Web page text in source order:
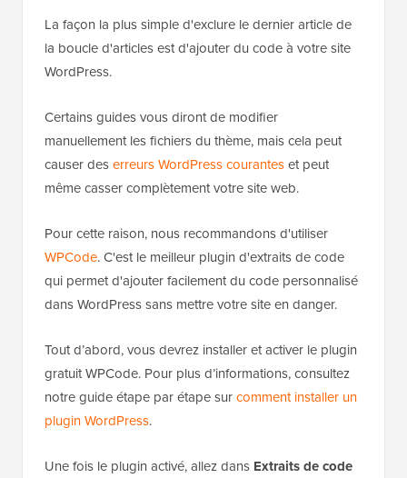
La façon la plus simple d'exclure le dernier article de
la boucle d'articles est d'ajouter du code à votre site
WordPress.
Certains guides vous diront de modifier
manuellement les fichiers du thème, mais cela peut
causer deserreurs WordPress couranteset peut
même casser complètement votre site web.
Pour cette raison, nous recommandons d'utiliser
WPCode. C'est le meilleur plugin d'extraits de code
qui permet d'ajouter facilement du code personnalisé
dans WordPress sans mettre votre site en danger.
Tout d’abord, vous devrez installer et activer le plugin
gratuit WPCode. Pour plus d’informations, consultez
notre guide étape par étape surcomment installer un
plugin WordPress.
Une fois le plugin activé, allez dans Extraits de code